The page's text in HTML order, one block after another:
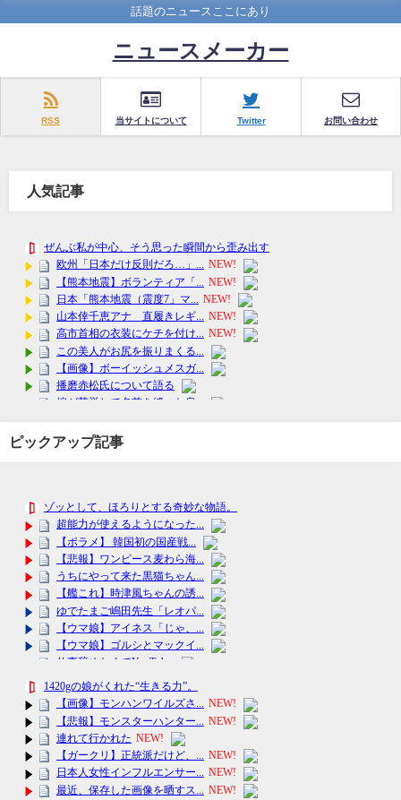
話題のニュースここにあり
ニュースメーカー
RSS 当サイトについて Twitter お問い合わせ
人気記事
ピックアップ記事